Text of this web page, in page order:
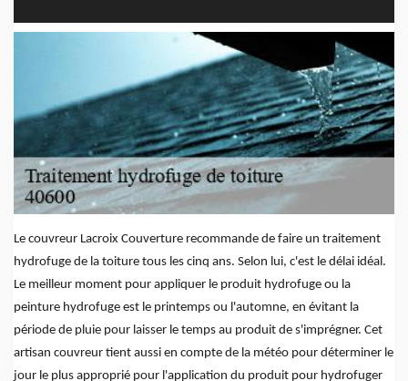
Le couvreur Lacroix Couverture recommande de faire un traitement
hydrofuge de la toiture tous les cinq ans. Selon lui, c'est le délai idéal.
Le meilleur moment pour appliquer le produit hydrofuge ou la
peinture hydrofuge est le printemps ou l'automne, en évitant la
période de pluie pour laisser le temps au produit de s'imprégner. Cet
artisan couvreur tient aussi en compte de la météo pour déterminer le
jour le plus approprié pour l'application du produit pour hydrofuger